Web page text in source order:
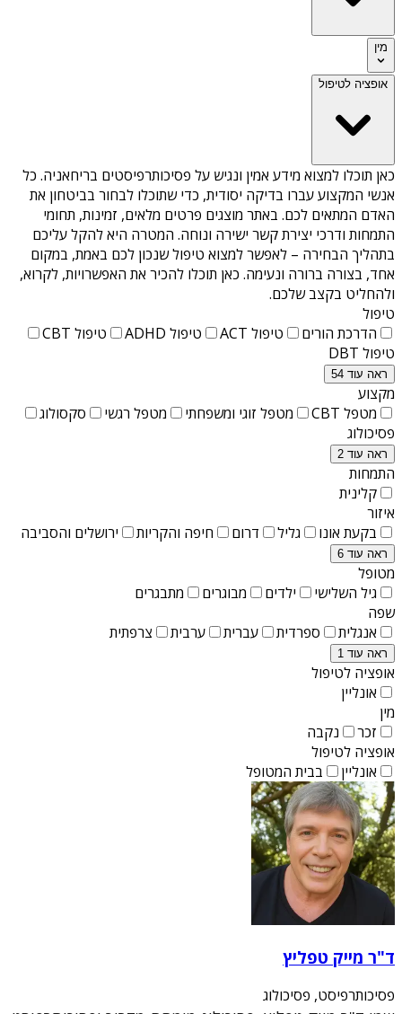
מין
אופציה לטיפול
כאן תוכלו למצוא מידע אמין ונגיש על פסיכותרפיסטים בריחאניה. כל
אנשי המקצוע עברו בדיקה יסודית, כדי שתוכלו לבחור בביטחון את
האדם המתאים לכם. באתר מוצגים פרטים מלאים, זמינות, תחומי
התמחות ודרכי יצירת קשר ישירה ונוחה. המטרה היא להקל עליכם
בתהליך הבחירה – לאפשר למצוא טיפול שנכון לכם באמת, במקום
אחד, בצורה ברורה ונעימה. כאן תוכלו להכיר את האפשרויות, לקרוא,
ולהחליט בקצב שלכם.
טיפול
הדרכת הורים
טיפול ACT טיפול ADHD
טיפול CBT
טיפול DBT
ראה עוד 54
מקצוע
מטפל CBT
מטפל זוגי ומשפחתי מטפל רגשי
סקסולוג
פסיכולוג
ראה עוד 2
התמחות
קלינית
איזור
בקעת אונו
גליל דרום חיפה והקריות ירושלים והסביבה
ראה עוד 6
מטופל
גיל השלישי
ילדים מבוגרים
מתבגרים
שפה
אנגלית
ספרדית עברית ערבית צרפתית
ראה עוד 1
אופציה לטיפול
אונליין
מין
זכר
נקבה
אופציה לטיפול
אונליין
בבית המטופל
ד"ר מייק טפליץ
פסיכותרפיסט, פסיכולוג